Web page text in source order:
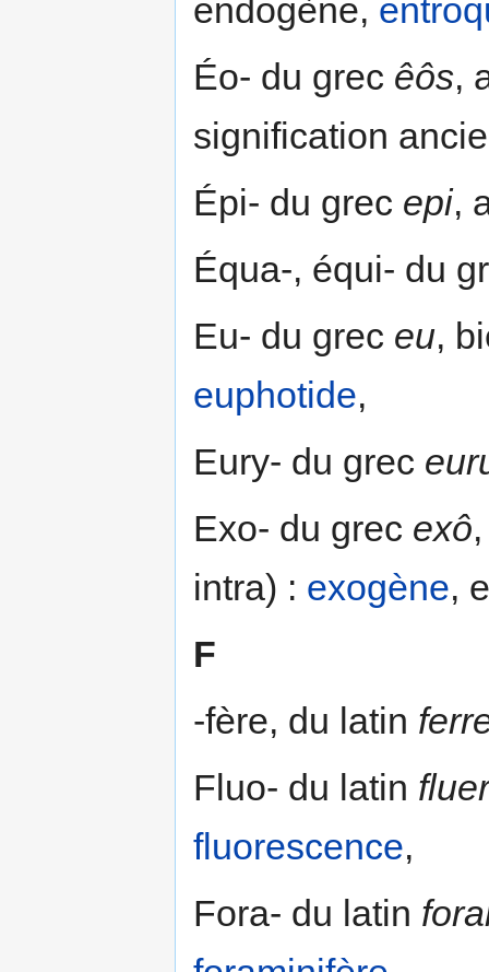
endogène,
Éo- du grec êôs,
signification
Épi- du grec epi,
Équa-, équi- du
Eu- du grec eu,
euphotide,
Eury- du grec
Exo- du grec exô
intra) : exogène,
F
-fère, du latin
Fluo- du latin
fluorescence,
Fora- du latin